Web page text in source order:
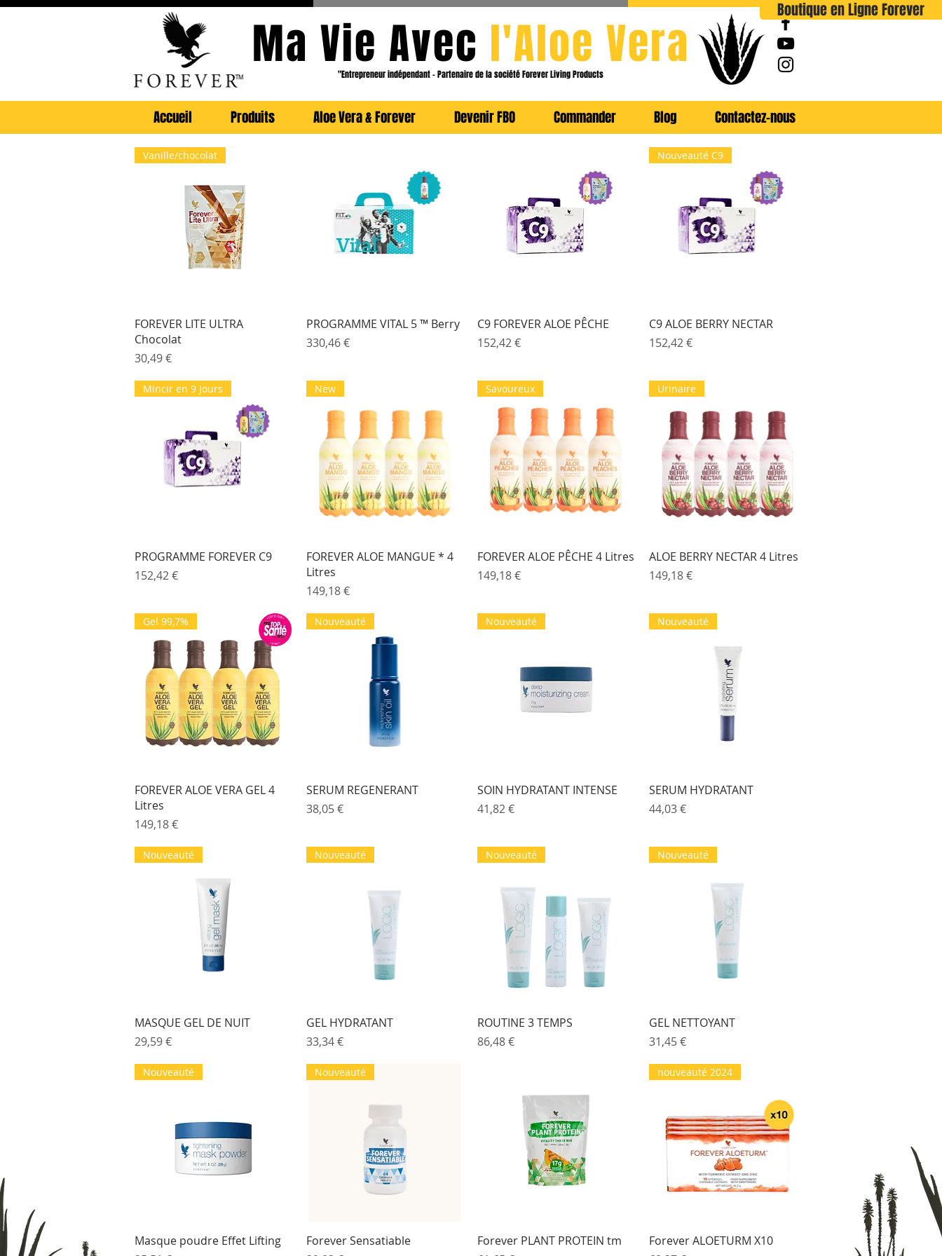
Boutique en Ligne Forever
Ma Vie Avec l'Aloe Vera
"Entrepreneur indépendant - Partenaire de la société Forever Living Products
Accueil Produits Aloe Vera & Forever Devenir FBO Commander Blog Contactez-nous
Aperçu rapide
Vanille/chocolat
FOREVER LITE ULTRA
Chocolat
Prix
30,49 €
Aperçu rapide
PROGRAMME VITAL 5 ™ Berry
Prix
330,46 €
Aperçu rapide
C9 FOREVER ALOE PÊCHE
Prix
152,42 €
Aperçu rapide
Nouveauté C9
C9 ALOE BERRY NECTAR
Prix
152,42 €
Aperçu rapide
Mincir en 9 Jours
PROGRAMME FOREVER C9
Prix
152,42 €
Aperçu rapide
New
FOREVER ALOE MANGUE * 4
Litres
Prix
149,18 €
Aperçu rapide
Savoureux
FOREVER ALOE PÊCHE 4 Litres
Prix
149,18 €
Aperçu rapide
Urinaire
ALOE BERRY NECTAR 4 Litres
Prix
149,18 €
Aperçu rapide
Gel 99,7%
FOREVER ALOE VERA GEL 4
Litres
Prix
149,18 €
Aperçu rapide
Nouveauté
SERUM REGENERANT
Prix
38,05 €
Aperçu rapide
Nouveauté
SOIN HYDRATANT INTENSE
Prix
41,82 €
Aperçu rapide
Nouveauté
SERUM HYDRATANT
Prix
44,03 €
Aperçu rapide
Nouveauté
MASQUE GEL DE NUIT
Prix
29,59 €
Aperçu rapide
Nouveauté
GEL HYDRATANT
Prix
33,34 €
Aperçu rapide
Nouveauté
ROUTINE 3 TEMPS
Prix
86,48 €
Aperçu rapide
Nouveauté
GEL NETTOYANT
Prix
31,45 €
Aperçu rapide
Nouveauté
Masque poudre Effet Lifting
Aperçu rapide
Nouveauté
Forever Sensatiable
Aperçu rapide
Forever PLANT PROTEIN tm
Aperçu rapide
nouveauté 2024
Forever ALOETURM X10